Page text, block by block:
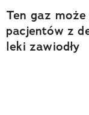
Ten gaz
pacjentów z
leki zawiodły